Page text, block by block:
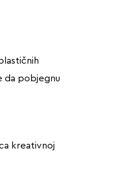
da pobjegnu
kreativnoj